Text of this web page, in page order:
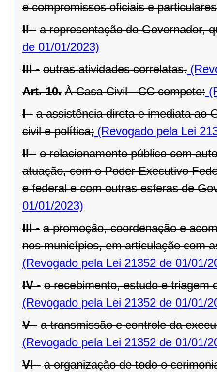
e compromissos oficiais e
II - a representação do Governador,
de 01/01/2023)
III - outras atividades correlatas.
Art. 10. À Casa Civil - CC compete:
I - a assistência direta e imediata ao
civil e política; (Revogado pela Lei
II - o relacionamento público com
atuação, com o Poder Executivo
e federal e com outras esferas de
01/01/2023)
III - a promoção, coordenação e
nos municípios, em articulação com
(Revogado pela Lei 21352 de 01/01/
IV - o recebimento, estudo e triagem
(Revogado pela Lei 21352 de 01/01/
V - a transmissão e controle da
(Revogado pela Lei 21352 de 01/01/
VI - a organização de todo o